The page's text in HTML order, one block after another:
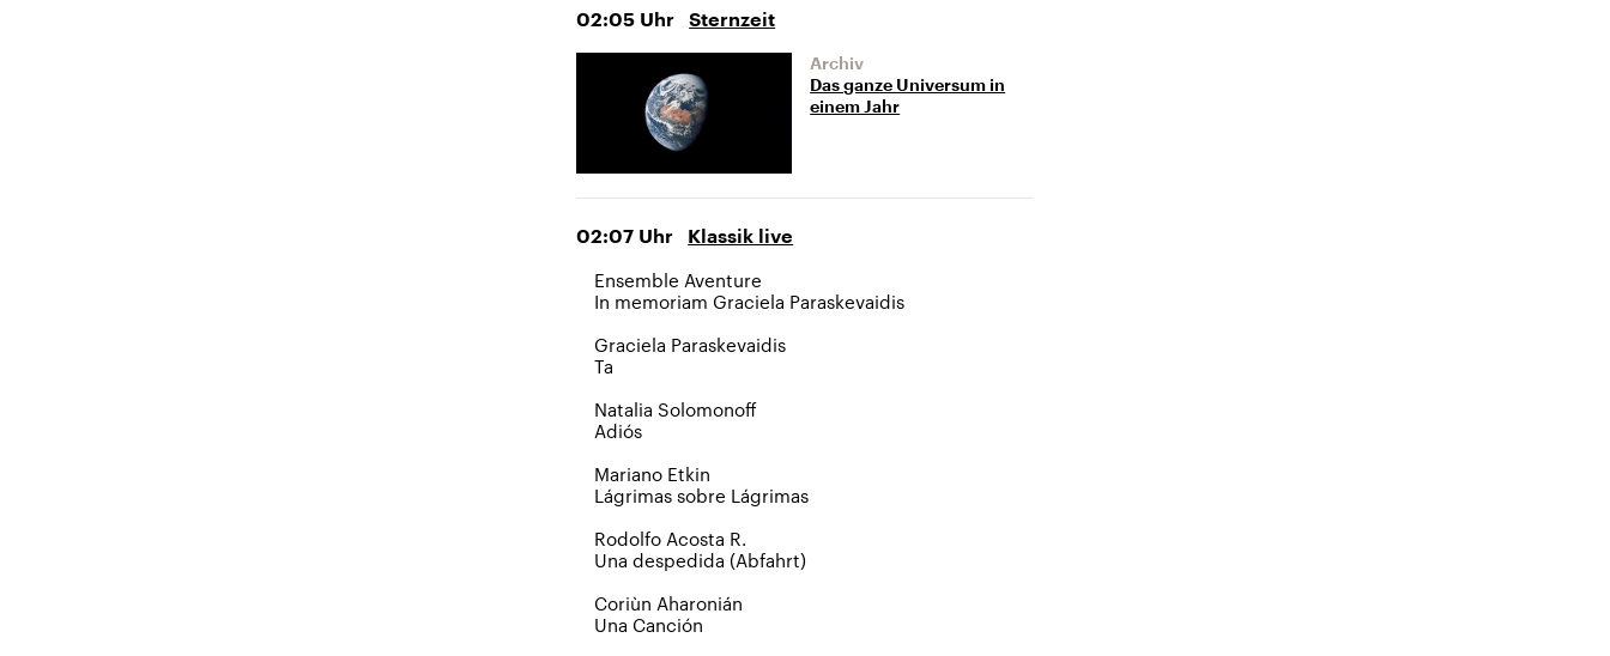
02:05 Uhr Sternzeit
Archiv
Das ganze Universum in
einem Jahr
02:07 Uhr Klassik live
Ensemble Aventure
In memoriam Graciela Paraskevaidis
Graciela Paraskevaidis
Ta
Natalia Solomonoff
Adiós
Mariano Etkin
Lágrimas sobre Lágrimas
Rodolfo Acosta R.
Una despedida (Abfahrt)
Coriùn Aharonián
Una Canción